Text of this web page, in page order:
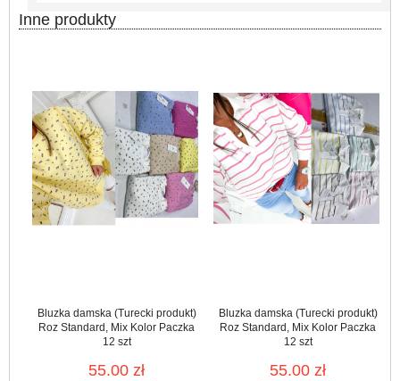
Inne produkty
Bluzka damska (Turecki produkt)
Roz Standard, Mix Kolor Paczka
12 szt
55.00 zł
Bluzka damska (Turecki produkt)
Roz Standard, Mix Kolor Paczka
12 szt
55.00 zł